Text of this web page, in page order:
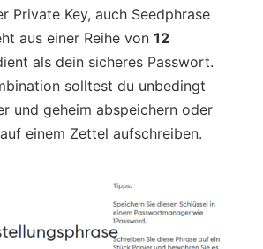
Private Key, auch Seedphrase
aus einer Reihe von 12
als dein sicheres Passwort.
solltest du unbedingt
und geheim abspeichern oder
einem Zettel aufschreiben.